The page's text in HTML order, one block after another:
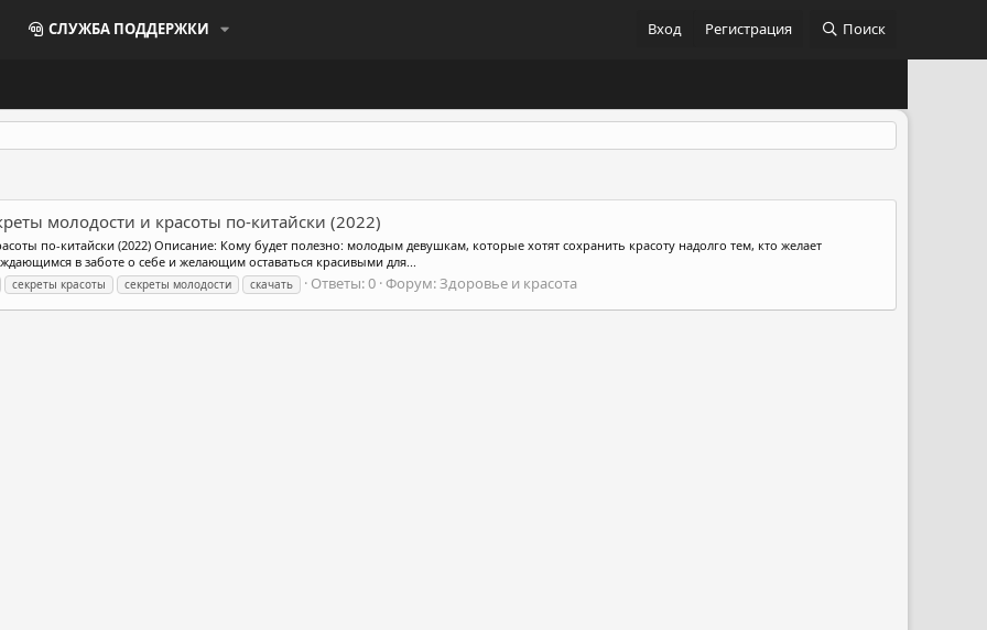
СЛУЖБА ПОДДЕРЖКИ Вход Регистрация Поиск
молодости и красоты по-китайски (2022)
по-китайски (2022) Описание: Кому будет полезно: молодым девушкам, которые хотят сохранить красоту надолго тем, кто желает
в заботе о себе и желающим оставаться красивыми для...
секреты красоты секреты молодости скачать Ответы: 0 Форум:Здоровье и красота